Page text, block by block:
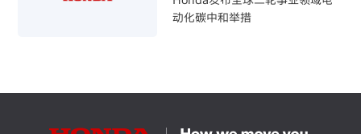
动化碳中和举措